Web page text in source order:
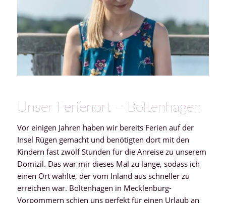
Unser Ferienort – Boltenhagen
Vor einigen Jahren haben wir bereits Ferien auf der
Insel Rügen gemacht und benötigten dort mit den
Kindern fast zwölf Stunden für die Anreise zu unserem
Domizil. Das war mir dieses Mal zu lange, sodass ich
einen Ort wählte, der vom Inland aus schneller zu
erreichen war. Boltenhagen in Mecklenburg-
Vorpommern schien uns perfekt für einen Urlaub an